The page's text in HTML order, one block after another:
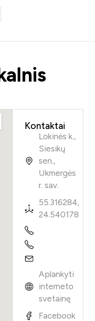
Kontaktai
Lokinės k.,
Siesikų
sen.,
Ukmergės
r. sav.
55.316284,
24.540178
Aplankyti
interneto
svetainę
Facebook